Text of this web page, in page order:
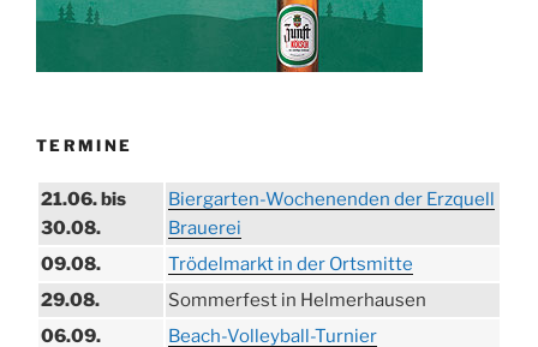
TERMINE
21.06. bis
30.08.
Biergarten-Wochenenden der Erzquell
Brauerei
09.08.
Trödelmarkt in der Ortsmitte
29.08.
Sommerfest in Helmerhausen
06.09.
Beach-Volleyball-Turnier